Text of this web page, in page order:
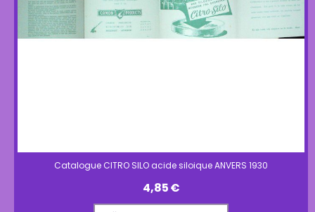
Catalogue CITRO SILO acide siloique ANVERS 1930
4,85€